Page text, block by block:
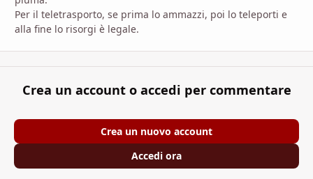
Per il teletrasporto, se prima lo ammazzi, poi lo teleporti e
alla fine lo risorgi è legale.
Crea un account o accedi per commentare
Crea un nuovo account
Accedi ora